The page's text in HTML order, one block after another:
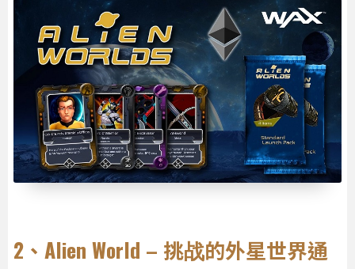
2、Alien World – 挑战的外星世界通